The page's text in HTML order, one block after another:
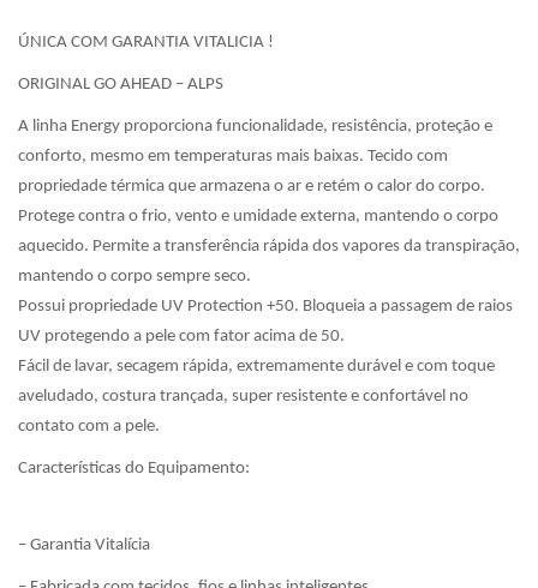
ÚNICA COM GARANTIA VITALICIA !
ORIGINAL GO AHEAD – ALPS
A linha Energy proporciona funcionalidade, resistência, proteção e
conforto, mesmo em temperaturas mais baixas. Tecido com
propriedade térmica que armazena o ar e retém o calor do corpo.
Protege contra o frio, vento e umidade externa, mantendo o corpo
aquecido. Permite a transferência rápida dos vapores da transpiração,
mantendo o corpo sempre seco.
Possui propriedade UV Protection +50. Bloqueia a passagem de raios
UV protegendo a pele com fator acima de 50.
Fácil de lavar, secagem rápida, extremamente durável e com toque
aveludado, costura trançada, super resistente e confortável no
contato com a pele.
Características do Equipamento:
– Garantia Vitalícia